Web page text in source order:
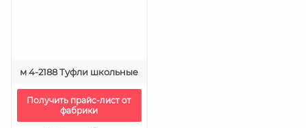
м 4-2188 Туфли школьные
Получить прайс-лист от
фабрики